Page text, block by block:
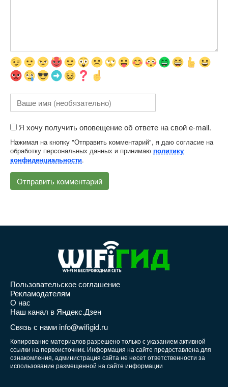
Я хочу получить оповещение об ответе на свой e-mail.
Нажимая на кнопку "Отправить комментарий", я даю согласие на
обработку персональных данных и принимаю политику
конфиденциальности.
Пользовательское соглашение
Рекламодателям
О нас
Наш канал в Яндекс.Дзен
Связь с нами info@wifigid.ru
Копирование материалов разрешено только с указанием активной
ссылки на первоисточник. Информация на сайте предоставлена для
ознакомления, администрация сайта не несет ответственности за
использование размещенной на сайте информации